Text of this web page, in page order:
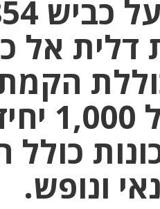
דלית אל
ונופש.